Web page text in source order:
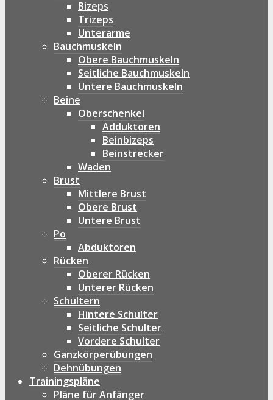
Bizeps
Trizeps
Unterarme
Bauchmuskeln
Obere Bauchmuskeln
Seitliche Bauchmuskeln
Untere Bauchmuskeln
Beine
Oberschenkel
Adduktoren
Beinbizeps
Beinstrecker
Waden
Brust
Mittlere Brust
Obere Brust
Untere Brust
Po
Abduktoren
Rücken
Oberer Rücken
Unterer Rücken
Schultern
Hintere Schulter
Seitliche Schulter
Vordere Schulter
Ganzkörperübungen
Dehnübungen
Trainingspläne
Pläne für Anfänger